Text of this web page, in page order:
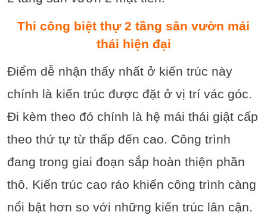
Thi công biệt thự 2 tầng sân vườn mái
thái hiện đại
Điểm dễ nhận thấy nhất ở kiến trúc này
chính là kiến trúc được đặt ở vị trí vác góc.
Đi kèm theo đó chính là hệ mái thái giật cấp
theo thứ tự từ thấp đến cao. Công trình
đang trong giai đoạn sắp hoàn thiện phần
thô. Kiến trúc cao ráo khiến công trình càng
nổi bật hơn so với những kiến trúc lân cận.